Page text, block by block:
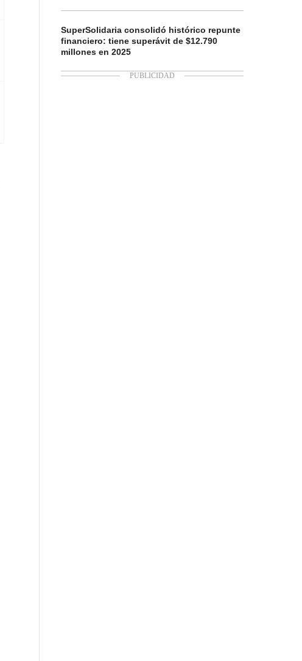
SuperSolidaria consolidó histórico repunte
financiero: tiene superávit de $12.790
millones en 2025